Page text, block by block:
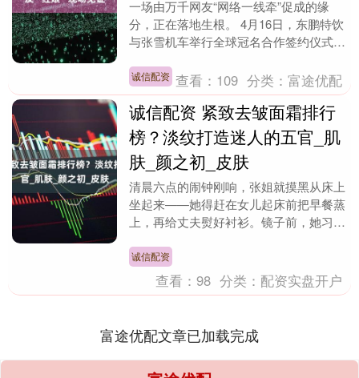
一场由万千网友“网络一线牵”促成的缘
分，正在落地生根。 4月16日，东鹏特饮
与张雪机车举行全球冠名合作签约仪式。
创始人张雪共....
诚信配资 查看： 109 分类：富途优配
诚信配资 紧致去皱面霜排行
榜？淡纹打造迷人的五官_肌
肤_颜之初_皮肤
清晨六点的闹钟刚响，张姐就摸黑从床上
坐起来——她得赶在女儿起床前把早餐蒸
上，再给丈夫熨好衬衫。镜子前，她习惯
总在笑的时候格外....
诚信配资
查看：98 分类： 配资实盘开户
富途优配文章已加载完成